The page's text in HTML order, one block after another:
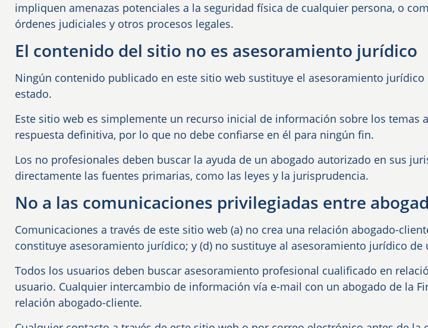
impliquen amenazas potenciales a la seguridad física de cualquier persona, o
órdenes judiciales y otros procesos legales.
El contenido del sitio no es asesoramiento jurídico
Ningún contenido publicado en este sitio web sustituye el asesoramiento
estado.
Este sitio web es simplemente un recurso inicial de información sobre los temas
respuesta definitiva, por lo que no debe confiarse en él para ningún fin.
Los no profesionales deben buscar la ayuda de un abogado autorizado en sus
directamente las fuentes primarias, como las leyes y la jurisprudencia.
No a las comunicaciones privilegiadas entre
Comunicaciones a través de este sitio web (a) no crea una relación abogado-
constituye asesoramiento jurídico; y (d) no sustituye al asesoramiento jurídico de
Todos los usuarios deben buscar asesoramiento profesional cualificado en
usuario. Cualquier intercambio de información vía e-mail con un abogado de la
relación abogado-cliente.